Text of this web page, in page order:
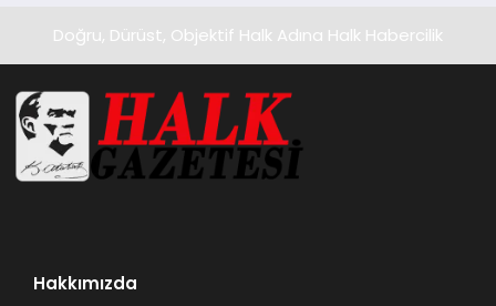
Doğru, Dürüst, Objektif Halk Adına Halk Habercilik
Hakkımızda